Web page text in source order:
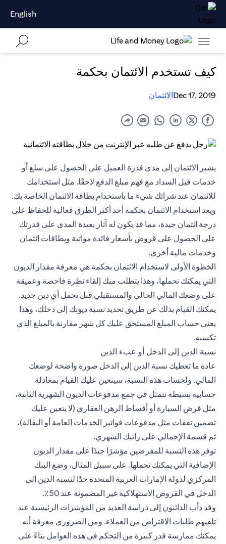
English
كيف تستخدم الائتمان بحكمة
Dec 17, 2019الائتمان
يشير الائتمان إلى مدى قدرة العميل على الحصول على سلع أو
خدمات قبل السداد مع فهم مبلغ الدفع لاحقًا. مثل استخدامك
للائتمان عند شرائك شيء ما باستخدام بطاقة الائتمان الخاصة بك.
ويعد استخدام الائتمان بحكمة أحد أكثر الطرق فعالية للحفاظ على
درجة ائتمان جيدة، مما قد يكون له آثار بعيدة المدى على قدرتك
على الحصول على قروض بأسعار فائدة مواتية وبطاقات ائتمان
وخدمات مالية أخرى.
الخطوة الأولى لاستخدام الائتمان بحكمة هي معرفة مقدار الديون
التي يمكنك تحملها، وهذا يتطلب منك إلقاء نظرة فاحصة وعميقة
على وضعك المالي الحالي والمستقبلي قبل تحمل أي دين جديد.
يمكنك القيام بذلك عن طريق تحديد نسبة ديونك إلى دخلك، وهذا
يعني حساب المبلغ المستحق عليك كل شهر مقارنة بالمبلغ الذي
تكسبه.
نسبة الدين إلى الدخل أو عبء الدين
عادة ما تعطيك نسبة الدين إلى الدخل صورة واضحة لوضعك
المالي. ولحساب هذه النسبة، سيتعين عليك القيام بمعادلة
حسابية بسيطة تتمثل في جمع مدفوعات الديون الشهرية الثابتة،
مثل قرض السيارة أو أقساط الرهن العقاري (لا يتعين عليك
تضمين نفقات مثل مدفوعات فواتير الخدمات العامة أو البقالة)،
ثم قسمة الإجمالي على راتبك الشهري.
توفر هذه النسبة للمقرضين مؤشرًا جيدًا على مقدار الديون
الإضافية التي يمكنك تحملها. على سبيل المثال، وضع البنك
المركزي لدولة الإمارات العربية المتحدة حدًا لنسبة الدين إلى
الدخل في القروض الاستهلاكية غير المضمونة عند 50٪.
وقد دأب الدائنون إلى دراسة العديد من المؤشرات الرئيسية عند
تلقيهم طلبات الاقتراض من العملاء. ومن الضروري معرفة أنه
يمكنك ممارسة قدر كبيرة من التحكم في هذه العوامل بناءً على